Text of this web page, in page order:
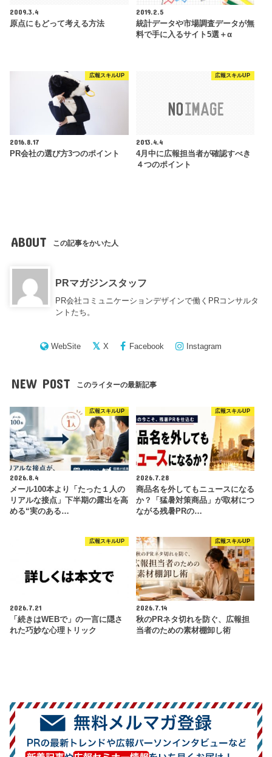
2009.3.4
原点にもどって考える方法
2019.2.5
統計データや市場調査データが無
料で手に入るサイト5選＋α
広報スキルUP
2016.8.17
PR会社の選び方3つのポイント
広報スキルUP
2013.4.4
4月中に広報担当者が確認すべき
４つのポイント
ABOUT この記事をかいた人
PRマガジンスタッフ
PR会社コミュニケーションデザインで働くPRコンサルタ
ントたち。
WebSite X Facebook Instagram
NEW POST このライターの最新記事
広報スキルUP
2026.8.4
メール100本より「たった１人の
リアルな接点」下半期の露出を高
める“実のある…
広報スキルUP
2026.7.28
商品名を外してもニュースになる
か？「猛暑対策商品」が取材につ
ながる残暑PRの…
広報スキルUP
2026.7.21
「続きはWEBで」の一言に隠さ
れた巧妙な心理トリック
広報スキルUP
2026.7.14
秋のPRネタ切れを防ぐ、広報担
当者のための素材棚卸し術